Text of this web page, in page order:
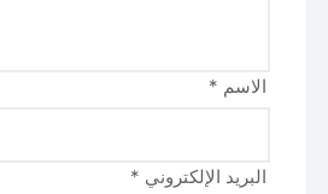
الاسم *
البريد الإلكتروني *